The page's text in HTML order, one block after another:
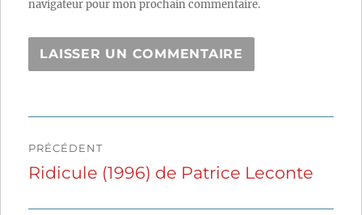
navigateur pour mon prochain commentaire.
de
PRÉCÉDENT
Publication
Ridicule (1996) de Patrice Leconte